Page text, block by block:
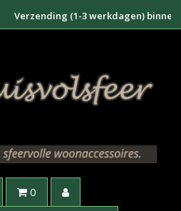
Verzending (1-3 werkdagen) binnen NL
0